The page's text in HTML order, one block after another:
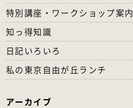
特別講座・ワークショップ案内
知っ得知識
日記いろいろ
私の東京自由が丘ランチ
アーカイブ